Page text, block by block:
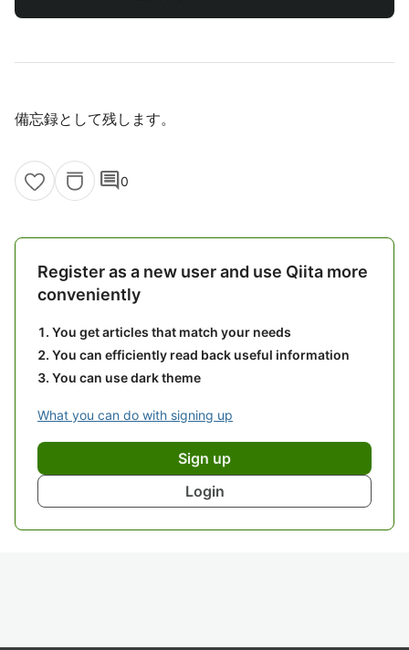
備忘録として残します。
comment0
Register as a new user and use Qiita more
conveniently
You get articles that match your needs
You can efficiently read back useful information
You can use dark theme
What you can do with signing up
Sign up
Login